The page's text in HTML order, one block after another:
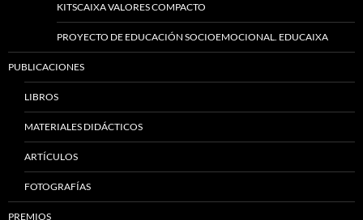
KITSCAIXA VALORES COMPACTO
PROYECTO DE EDUCACIÓN SOCIOEMOCIONAL. EDUCAIXA
PUBLICACIONES
LIBROS
MATERIALES DIDÁCTICOS
ARTÍCULOS
FOTOGRAFÍAS
PREMIOS